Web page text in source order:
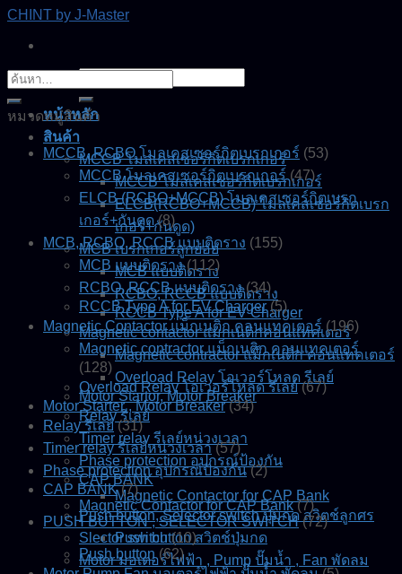
Skip
content
CHINT by J-Master
หน้าหลัก
สินค้า
MCCB โมลเคสเซอร์กิตเบรกเกอร์
MCCB โมลเคสเซอร์กิตเบรกเกอร์
ELCB(RCBO+MCCB) โมลเคสเซอร์กิตเบรก
เกอร์+กันดูด)
MCB เบรกเกอร์ลูกย่อย
MCB แบบติดราง
RCBO, RCCB แบบติดราง
RCCB Type A for EV Charger
Magnetic contactor แมกเนติกคอนแทคเตอร์
Magnetic contractor แม็กเนติก คอนแทคเตอร์
Overload Relay โอเวอร์โหลด รีเลย์
Motor Startor, Motor Breaker
Relay รีเลย์
Timer relay รีเลย์หน่วงเวลา
Phase protection อุปกรณ์ป้องกัน
CAP BANK
Magnetic Contactor for CAP Bank
Push button, Selector switch ปุ่มกด สวิตช์ลูกศร
Push button สวิตช์ปุ่มกด
Motor มอเตอร์ไฟฟ้า , Pump ปั๊มน้ำ , Fan พัดลม
ค้นหา:
หมวดหมู่สินค้า
MCCB, RCBO โมลเคสเซอร์กิตเบรกเกอร์ (53)
MCCB โมลเคสเซอร์กิตเบรกเกอร์ (47)
ELCB (RCBO+MCCB) โมลเคสเซอร์กิตเบรก
เกอร์+กันดูด (8)
MCB, RCBO, RCCB แบบติดราง (155)
MCB แบบติดราง (112)
RCBO, RCCB แบบติดราง (34)
RCCB Type A for EV Charger (5)
Magnetic Contactor แม็กเนติก คอนแทคเตอร์ (196)
Magnetic contractor แม็กเนติก คอนแทคเตอร์
(128)
Overload Relay โอเวอร์โหลด รีเลย์ (67)
Motor Starter , Motor Breaker (34)
Relay รีเลย์ (31)
Timer relay รีเลย์หน่วงเวลา (57)
Phase protection อุปกรณ์ป้องกัน (2)
CAP BANK (7)
Magnetic Contactor for CAP Bank (7)
PUSH BUTTON , SELECTOR SWITCH (72)
Slector switch (10)
Push button (62)